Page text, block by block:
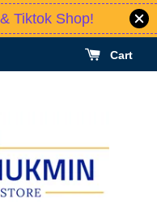
Tiktok Shop!
Cart